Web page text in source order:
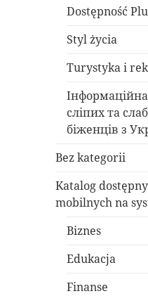
Dostępność
Styl życia
Turystyka i
сліпих та
біженців з
Bez kategorii
Katalog
mobilnych na
Biznes
Edukacja
Finanse